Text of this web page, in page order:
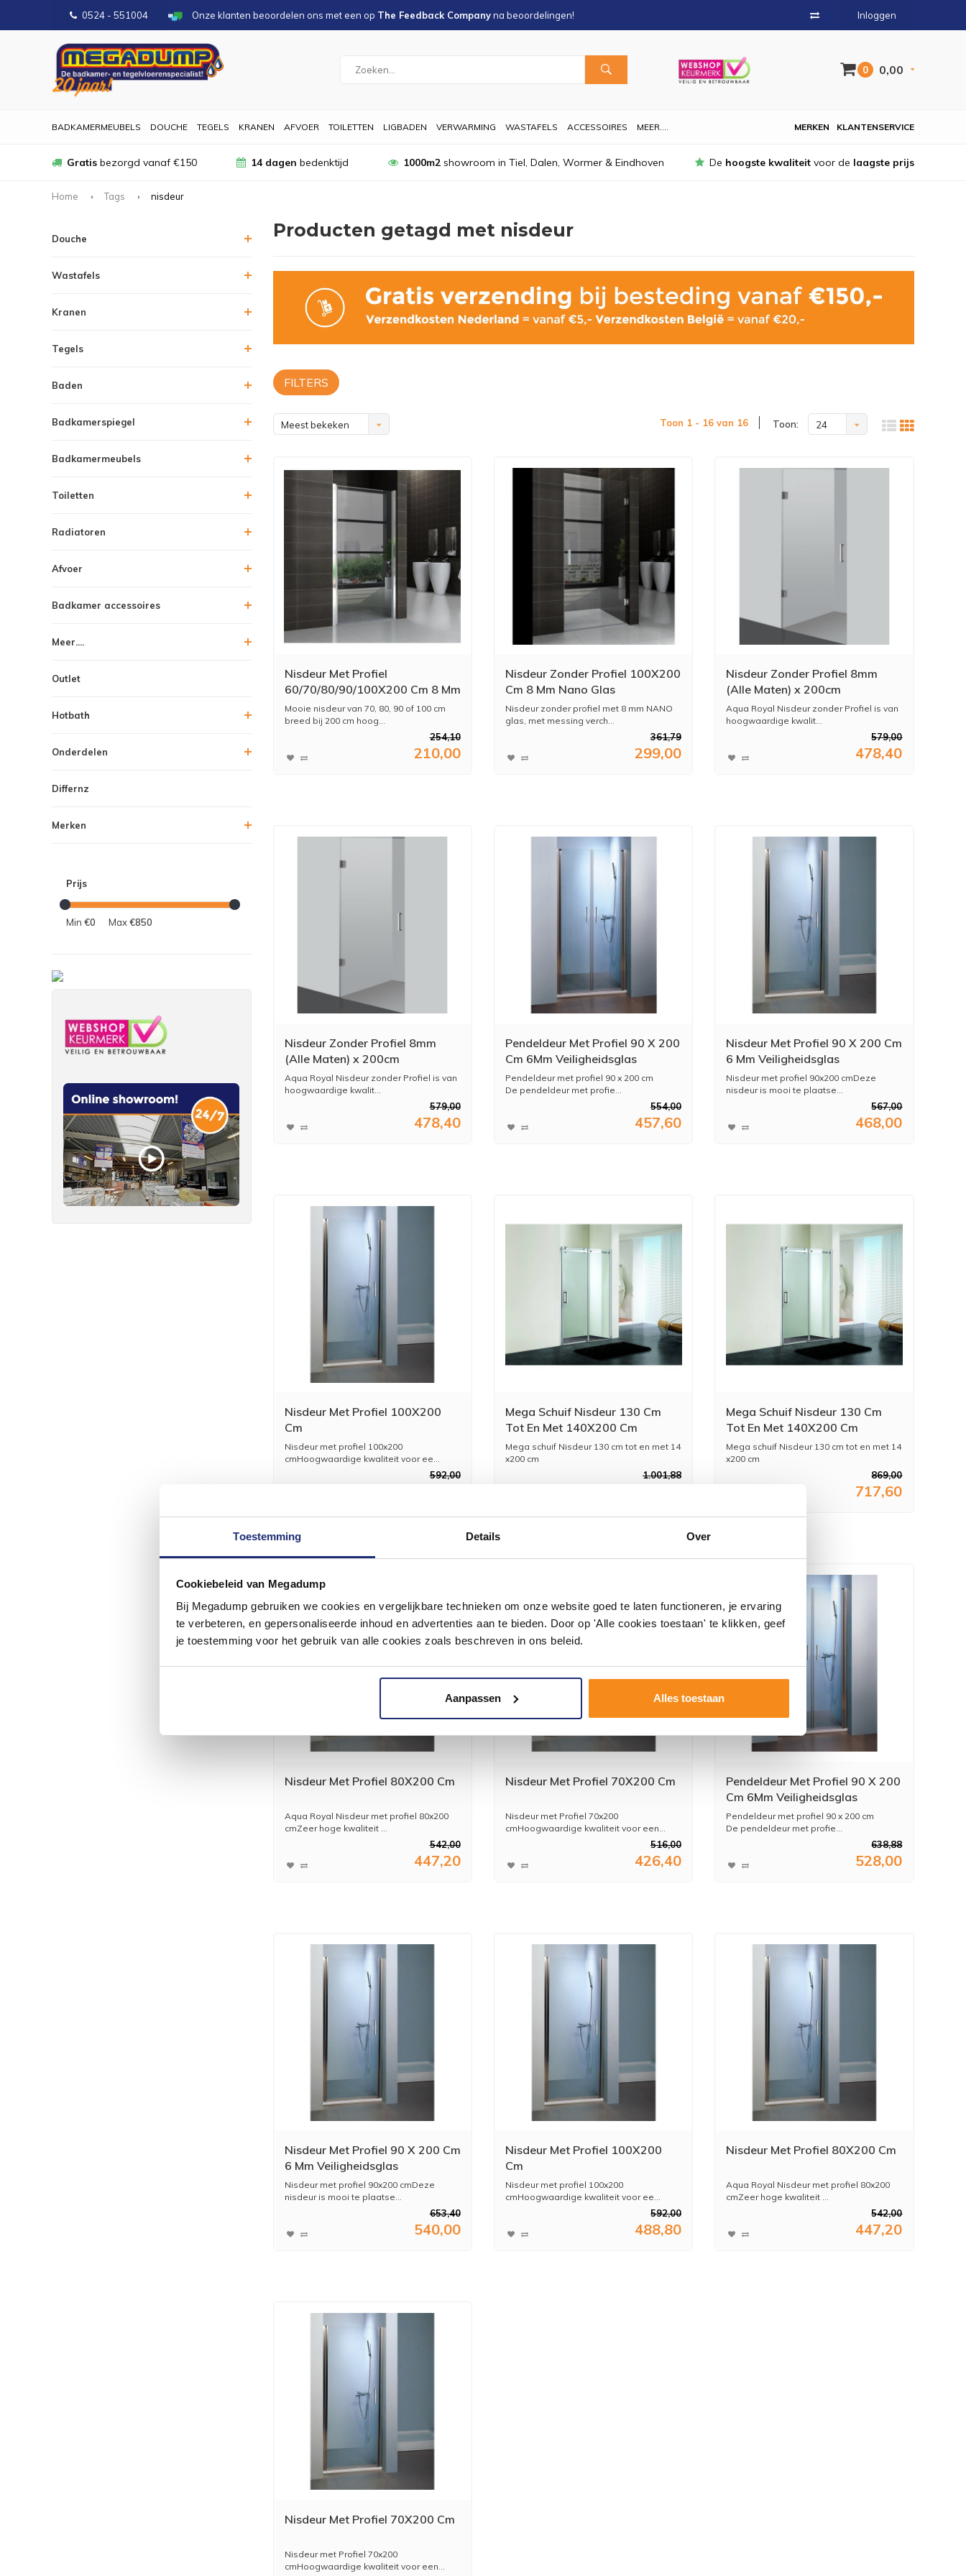
Toestemming Details Over
Cookiebeleid van Megadump
Bij Megadump gebruiken we cookies en vergelijkbare technieken om onze website goed te laten functioneren, je ervaring
te verbeteren, en gepersonaliseerde inhoud en advertenties aan te bieden. Door op 'Alle cookies toestaan' te klikken, geef
je toestemming voor het gebruik van alle cookies zoals beschreven in ons beleid.
Aanpassen Alles toestaan
0524 - 551004 Onze klanten beoordelen ons met een op The Feedback Companyna beoordelingen! Inloggen
0 0,00
BADKAMERMEUBELS DOUCHE TEGELS KRANEN AFVOER TOILETTEN LIGBADEN VERWARMING WASTAFELS ACCESSOIRES MEER.... KLANTENSERVICE
MERKEN
Gratis bezorgd vanaf €150 14 dagen bedenktijd 1000m2showroom in Tiel, Dalen, Wormer & Eindhoven De hoogste kwaliteit voor de laagste prijs
Home Tags nisdeur
Douche
Wastafels
Kranen
Tegels
Baden
Badkamerspiegel
Badkamermeubels
Toiletten
Radiatoren
Afvoer
Badkamer accessoires
Meer....
Outlet
Hotbath
Onderdelen
Differnz
Merken
Prijs
Min €0 Max€850
Producten getagd met nisdeur
FILTERS
Meest bekeken Toon 1 - 16 van 16 Toon: 24
Nisdeur Met Profiel
60/70/80/90/100X200 Cm 8 Mm
Veiligheidsglas
Mooie nisdeur van 70, 80, 90 of 100 cm
breed bij 200 cm hoog...
254,10
210,00
Nisdeur Zonder Profiel 100X200
Cm 8 Mm Nano Glas
Nisdeur zonder profiel met 8 mm NANO
glas, met messing verch...
361,79
299,00
Nisdeur Zonder Profiel 8mm
(Alle Maten) x 200cm
Aqua Royal Nisdeur zonder Profiel is van
hoogwaardige kwalit...
579,00
478,40
Nisdeur Zonder Profiel 8mm
(Alle Maten) x 200cm
Aqua Royal Nisdeur zonder Profiel is van
hoogwaardige kwalit...
579,00
478,40
Pendeldeur Met Profiel 90 X 200
Cm 6Mm Veiligheidsglas
Pendeldeur met profiel 90 x 200 cm
De pendeldeur met profie...
554,00
457,60
Nisdeur Met Profiel 90 X 200 Cm
6 Mm Veiligheidsglas
Nisdeur met profiel 90x200 cmDeze
nisdeur is mooi te plaatse...
567,00
468,00
Nisdeur Met Profiel 100X200
Cm
Nisdeur met profiel 100x200
cmHoogwaardige kwaliteit voor ee...
592,00
Mega Schuif Nisdeur 130 Cm
Tot En Met 140X200 Cm
Mega schuif Nisdeur 130 cm tot en met 14
x200 cm
1.001,88
Mega Schuif Nisdeur 130 Cm
Tot En Met 140X200 Cm
Mega schuif Nisdeur 130 cm tot en met 14
x200 cm
869,00
717,60
Nisdeur Met Profiel 80X200 Cm
Aqua Royal Nisdeur met profiel 80x200
cmZeer hoge kwaliteit ...
542,00
447,20
Nisdeur Met Profiel 70X200 Cm
Nisdeur met Profiel 70x200
cmHoogwaardige kwaliteit voor een...
516,00
426,40
Pendeldeur Met Profiel 90 X 200
Cm 6Mm Veiligheidsglas
Pendeldeur met profiel 90 x 200 cm
De pendeldeur met profie...
638,88
528,00
Nisdeur Met Profiel 90 X 200 Cm
6 Mm Veiligheidsglas
Nisdeur met profiel 90x200 cmDeze
nisdeur is mooi te plaatse...
653,40
540,00
Nisdeur Met Profiel 100X200
Cm
Nisdeur met profiel 100x200
cmHoogwaardige kwaliteit voor ee...
592,00
488,80
Nisdeur Met Profiel 80X200 Cm
Aqua Royal Nisdeur met profiel 80x200
cmZeer hoge kwaliteit ...
542,00
447,20
Nisdeur Met Profiel 70X200 Cm
Nisdeur met Profiel 70x200
cmHoogwaardige kwaliteit voor een...